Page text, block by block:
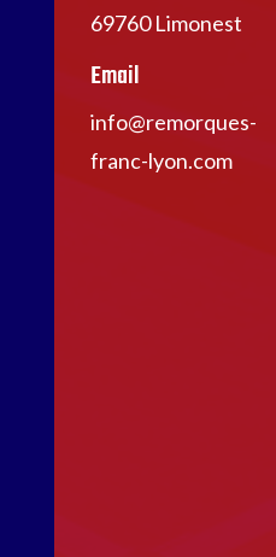
69760 Limonest
Email
info@remorques-
franc-lyon.com